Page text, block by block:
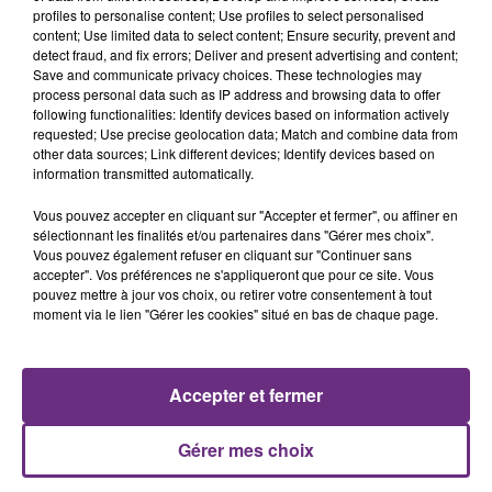
Conseils
- évitez de regagner les grandes agglomérations
entre 16 heures et 20 heures et pour l’Ile-de-France
entre 16 heures et 21 heures.
FIL D'ACTUS
LA CENTRALE NUCLÉAIRE DE CHOOZ
TOUJOURS À L'ARRÊT
Cela fait déjà une semaine que la centrale
nucléaire ardennaise est à l'arrêt. Une situation
profiles to personalise content; Use profiles to select personalised
content; Use limited data to select content; Ensure security, prevent and
detect fraud, and fix errors; Deliver and present advertising and content;
Save and communicate privacy choices. These technologies may
process personal data such as IP address and browsing data to offer
following functionalities: Identify devices based on information actively
requested; Use precise geolocation data; Match and combine data from
other data sources; Link different devices; Identify devices based on
information transmitted automatically.
Vous pouvez accepter en cliquant sur "Accepter et fermer", ou affiner en
sélectionnant les finalités et/ou partenaires dans "Gérer mes choix".
Vous pouvez également refuser en cliquant sur "Continuer sans
accepter". Vos préférences ne s'appliqueront que pour ce site. Vous
pouvez mettre à jour vos choix, ou retirer votre consentement à tout
moment via le lien "Gérer les cookies" situé en bas de chaque page.
Gérer mes choix
Accepter et fermer